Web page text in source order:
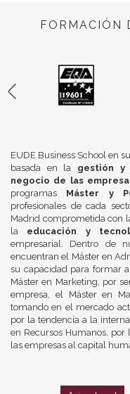
FORMACIÓN
EUDE Business School en
basada en la gestión y
negocio de las
programas Máster y
profesionales de cada
Madrid comprometida con
la educación y
empresarial. Dentro de
encuentran el Máster en
su capacidad para formar
Máster en Marketing, por
empresa, el Máster en
tomando en el mercado
por la tendencia a la
en Recursos Humanos,
las empresas al capital